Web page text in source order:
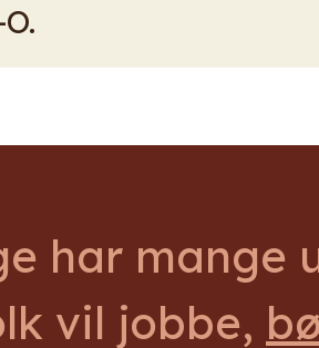
har mange
vil jobbe,